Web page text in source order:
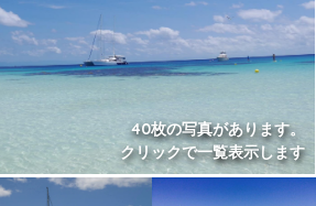
40枚の写真があります。
クリックで一覧表示します